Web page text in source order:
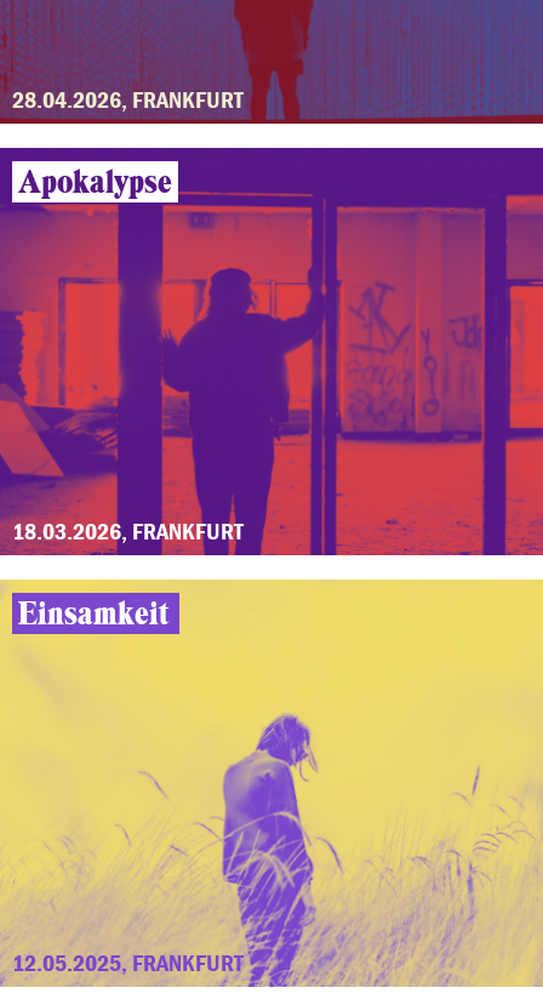
28.04.2026, FRANKFURT
Apokalypse
18.03.2026, FRANKFURT
Einsamkeit
12.05.2025, FRANKFURT